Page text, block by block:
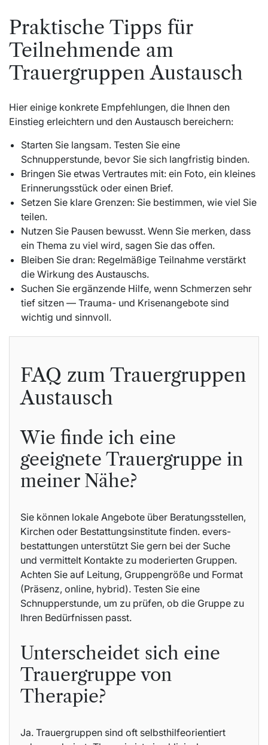
Praktische Tipps für
Teilnehmende am
Trauergruppen Austausch
Hier einige konkrete Empfehlungen, die Ihnen den
Einstieg erleichtern und den Austausch bereichern:
Starten Sie langsam. Testen Sie eine
Schnupperstunde, bevor Sie sich langfristig binden.
Bringen Sie etwas Vertrautes mit: ein Foto, ein kleines
Erinnerungsstück oder einen Brief.
Setzen Sie klare Grenzen: Sie bestimmen, wie viel Sie
teilen.
Nutzen Sie Pausen bewusst. Wenn Sie merken, dass
ein Thema zu viel wird, sagen Sie das offen.
Bleiben Sie dran: Regelmäßige Teilnahme verstärkt
die Wirkung des Austauschs.
Suchen Sie ergänzende Hilfe, wenn Schmerzen sehr
tief sitzen — Trauma- und Krisenangebote sind
wichtig und sinnvoll.
FAQ zum Trauergruppen
Austausch
Wie finde ich eine
geeignete Trauergruppe in
meiner Nähe?
Sie können lokale Angebote über Beratungsstellen,
Kirchen oder Bestattungsinstitute finden. evers-
bestattungen unterstützt Sie gern bei der Suche
und vermittelt Kontakte zu moderierten Gruppen.
Achten Sie auf Leitung, Gruppengröße und Format
(Präsenz, online, hybrid). Testen Sie eine
Schnupperstunde, um zu prüfen, ob die Gruppe zu
Ihren Bedürfnissen passt.
Unterscheidet sich eine
Trauergruppe von
Therapie?
Ja. Trauergruppen sind oft selbsthilfeorientiert